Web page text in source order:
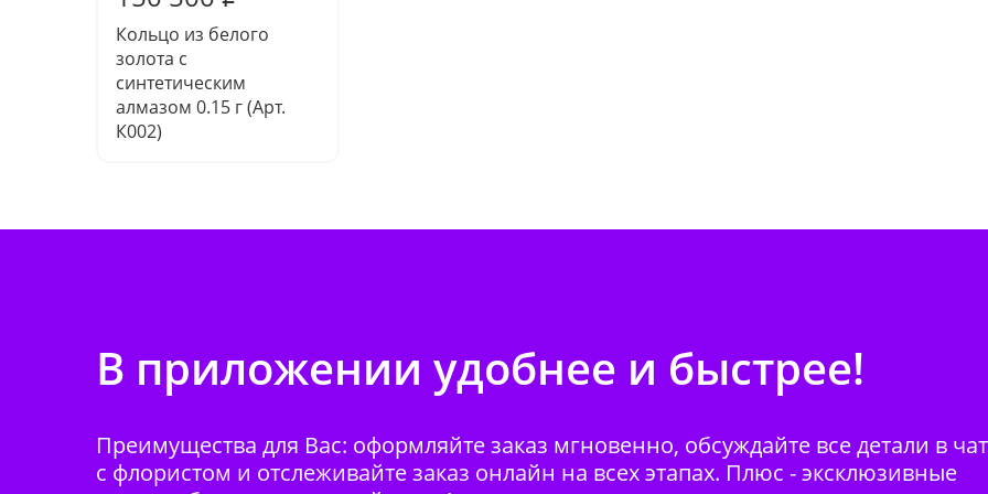
Кольцо из белого
золота с
синтетическим
алмазом 0.15 г (Арт.
К002)
В приложении удобнее и быстрее!
Преимущества для Вас: оформляйте заказ мгновенно, обсуждайте все детали в
с флористом и отслеживайте заказ онлайн на всех этапах. Плюс - эксклюзивные